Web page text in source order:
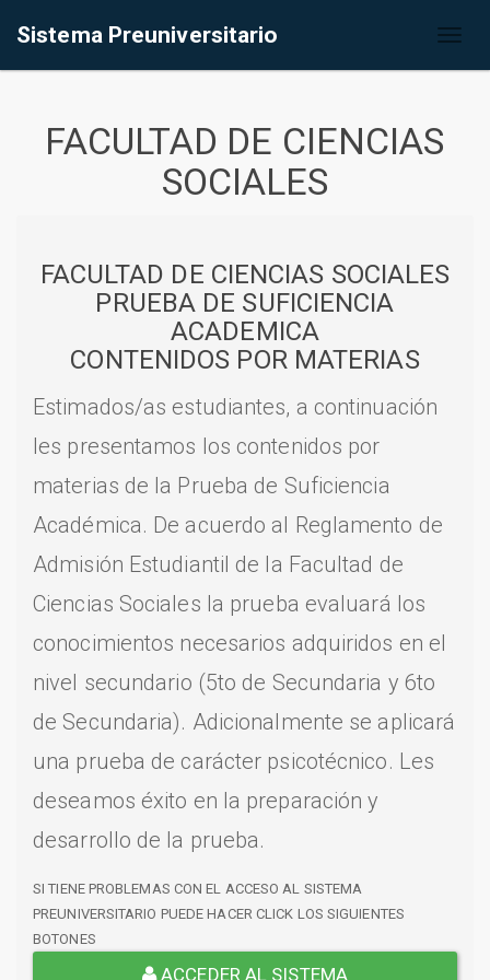
Sistema Preuniversitario
FACULTAD DE CIENCIAS
SOCIALES
FACULTAD DE CIENCIAS SOCIALES
PRUEBA DE SUFICIENCIA
ACADEMICA
CONTENIDOS POR MATERIAS
Estimados/as estudiantes, a continuación
les presentamos los contenidos por
materias de la Prueba de Suficiencia
Académica. De acuerdo al Reglamento de
Admisión Estudiantil de la Facultad de
Ciencias Sociales la prueba evaluará los
conocimientos necesarios adquiridos en el
nivel secundario (5to de Secundaria y 6to
de Secundaria). Adicionalmente se aplicará
una prueba de carácter psicotécnico. Les
deseamos éxito en la preparación y
desarrollo de la prueba.
SI TIENE PROBLEMAS CON EL ACCESO AL SISTEMA
PREUNIVERSITARIO PUEDE HACER CLICK LOS SIGUIENTES
BOTONES
ACCEDER AL SISTEMA